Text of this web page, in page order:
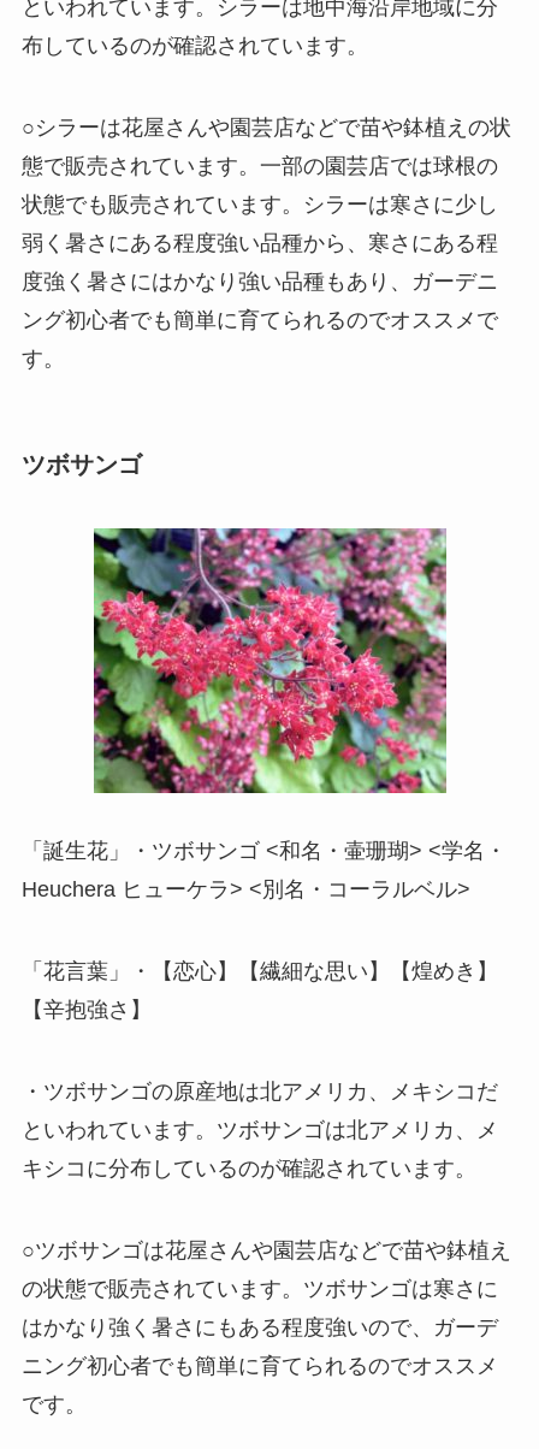
といわれています。シラーは地中海沿岸地域に分
布しているのが確認されています。
○シラーは花屋さんや園芸店などで苗や鉢植えの状
態で販売されています。一部の園芸店では球根の
状態でも販売されています。シラーは寒さに少し
弱く暑さにある程度強い品種から、寒さにある程
度強く暑さにはかなり強い品種もあり、ガーデニ
ング初心者でも簡単に育てられるのでオススメで
す。
ツボサンゴ
「誕生花」・ツボサンゴ <和名・壷珊瑚> <学名・
Heuchera ヒューケラ> <別名・コーラルベル>
「花言葉」・【恋心】【繊細な思い】【煌めき】
【辛抱強さ】
・ツボサンゴの原産地は北アメリカ、メキシコだ
といわれています。ツボサンゴは北アメリカ、メ
キシコに分布しているのが確認されています。
○ツボサンゴは花屋さんや園芸店などで苗や鉢植え
の状態で販売されています。ツボサンゴは寒さに
はかなり強く暑さにもある程度強いので、ガーデ
ニング初心者でも簡単に育てられるのでオススメ
です。